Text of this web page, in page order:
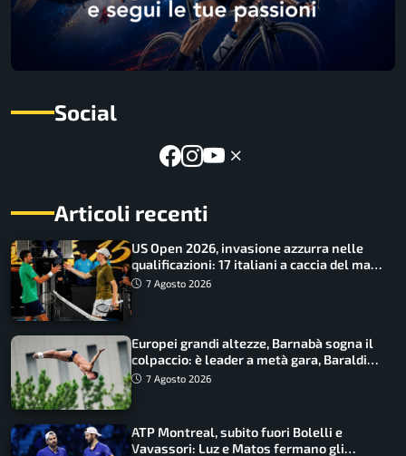
Social
Articoli recenti
US Open 2026, invasione azzurra nelle
qualificazioni: 17 italiani a caccia del main
draw7 Agosto 2026
Europei grandi altezze, Barnabà sogna il
colpaccio: è leader a metà gara, Baraldi
ancora in corsa
7 Agosto 2026
ATP Montreal, subito fuori Bolelli e
Vavassori: Luz e Matos fermano gli